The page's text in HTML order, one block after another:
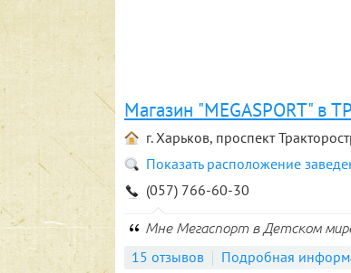
Магазин "MEGASPORT" в
г. Харьков, проспект
Показать расположение
(057) 766-60-30
Мне Мегаспорт в Детском
15 отзывов Подробная